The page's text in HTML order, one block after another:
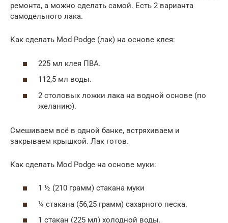
ремонта, а можно сделать самой. Есть 2 варианта
самодельного лака.
Как сделать Mod Podge (лак) на основе клея:
225 мл клея ПВА.
112,5 мл воды.
2 столовых ложки лака на водной основе (по
желанию).
Смешиваем всё в одной банке, встряхиваем и
закрываем крышкой. Лак готов.
Как сделать Mod Podge на основе муки:
1 ½ (210 грамм) стакана муки
¼ стакана (56,25 грамм) сахарного песка.
1 стакан (225 мл) холодной воды.